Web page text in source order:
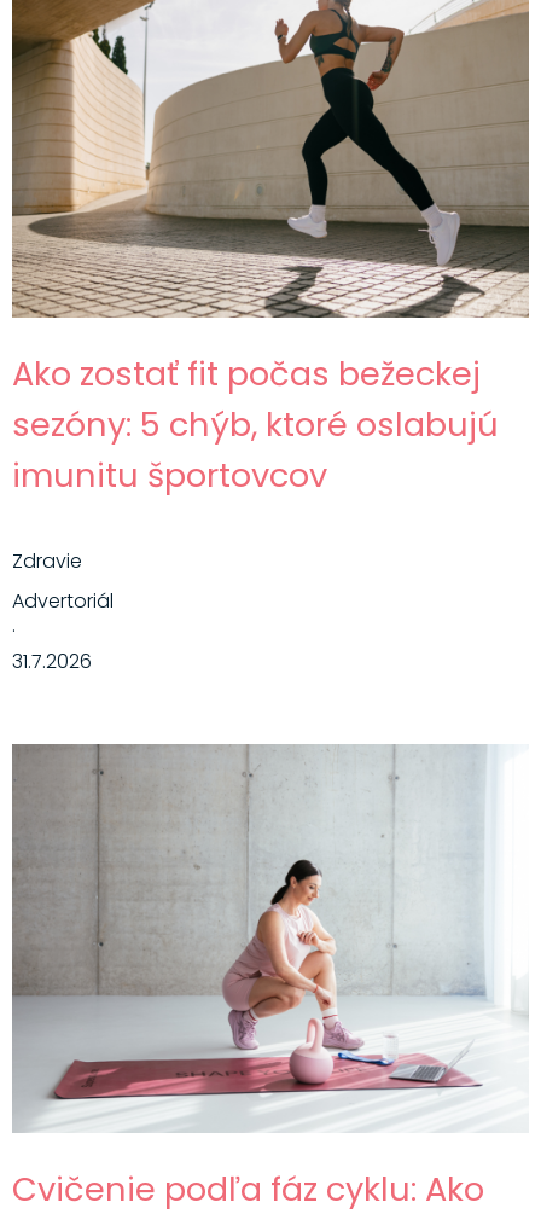
Ako zostať fit počas bežeckej
sezóny: 5 chýb, ktoré oslabujú
imunitu športovcov
Zdravie
Advertoriál
·
31.7.2026
Cvičenie podľa fáz cyklu: Ako